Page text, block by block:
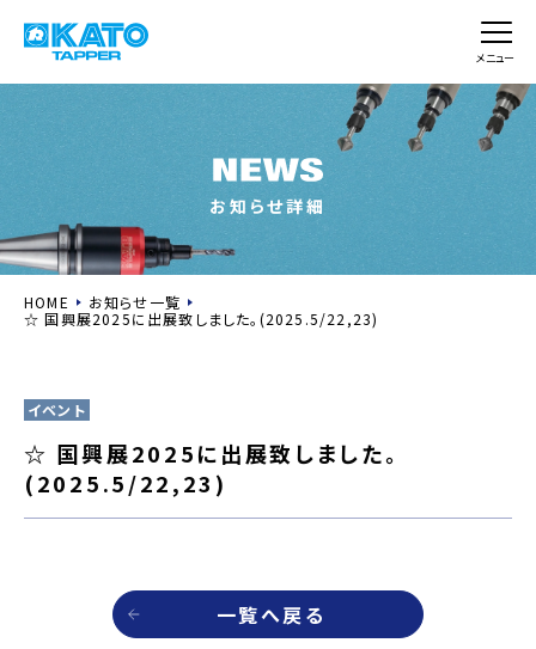
メニュー
お知らせ詳細
HOME
お知らせ一覧
☆ 国興展2025に出展致しました。(2025.5/22,23)
イベント
☆ 国興展2025に出展致しました。
(2025.5/22,23)
一覧へ戻る